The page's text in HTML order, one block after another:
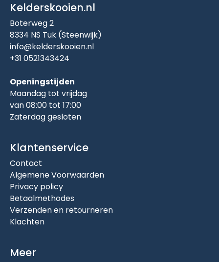
Kelderskooien.nl
Boterweg 2
8334 NS Tuk (Steenwijk)
info@kelderskooien.nl
+31 0521343424
Openingstijden
Maandag tot vrijdag
van 08:00 tot 17:00
Zaterdag gesloten
Klantenservice
Contact
Algemene Voorwaarden
Privacy policy
Betaalmethodes
Verzenden en retourneren
Klachten
Meer